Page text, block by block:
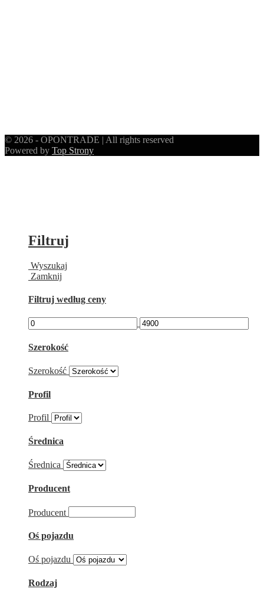
© 2026 - OPONTRADE | All rights reserved
Powered by Top Strony
Filtruj
Wyszukaj
Zamknij
Filtruj według ceny
Szerokość
Szerokość
Profil
Profil
Średnica
Średnica
Producent
Producent
Oś pojazdu
Oś pojazdu
Rodzaj